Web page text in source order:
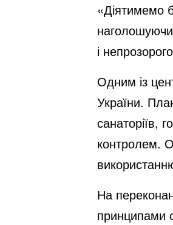
«Діятимемо
і
Одним із
України.
санаторіїв,
контролем.
На
принципами